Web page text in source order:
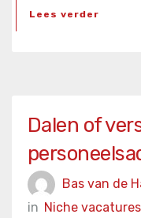
Lees verder
Dalen of
Bas van de
in Niche